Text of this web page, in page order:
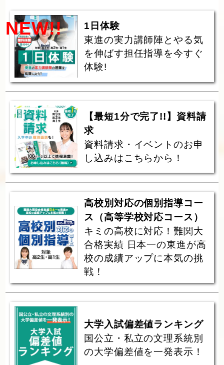
NEW!!
1日体験
東進の実力講師陣とやる気
を伸ばす担任指導を今すぐ
体験!
【最短1分で完了!!】資料請
求
資料請求・イベントのお申
し込みはこちらから！
高校別対応の個別指導コー
ス（高等学校対応コース）
キミの高校に対応！難関大
合格実績 日本一の東進が高
校の成績アップに本気の挑
戦！
大学入試偏差値ランキング
国公立・私立の文理系統別
の大学偏差値を一発表示！